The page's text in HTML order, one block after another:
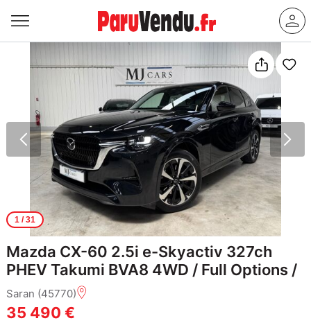
1/ 31
Mazda CX-60 2.5i e-Skyactiv 327ch
PHEV Takumi BVA8 4WD / Full Options /
Saran (45770)
35 490 €